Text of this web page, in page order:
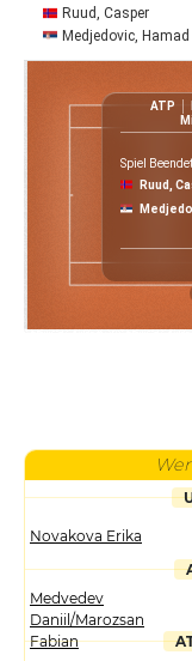
Ruud, Casper
Medjedovic, Hamad
ATP
Spiel Beendet
Ruud,
Novakova Erika
Medvedev
Daniil/Marozsan
Fabian